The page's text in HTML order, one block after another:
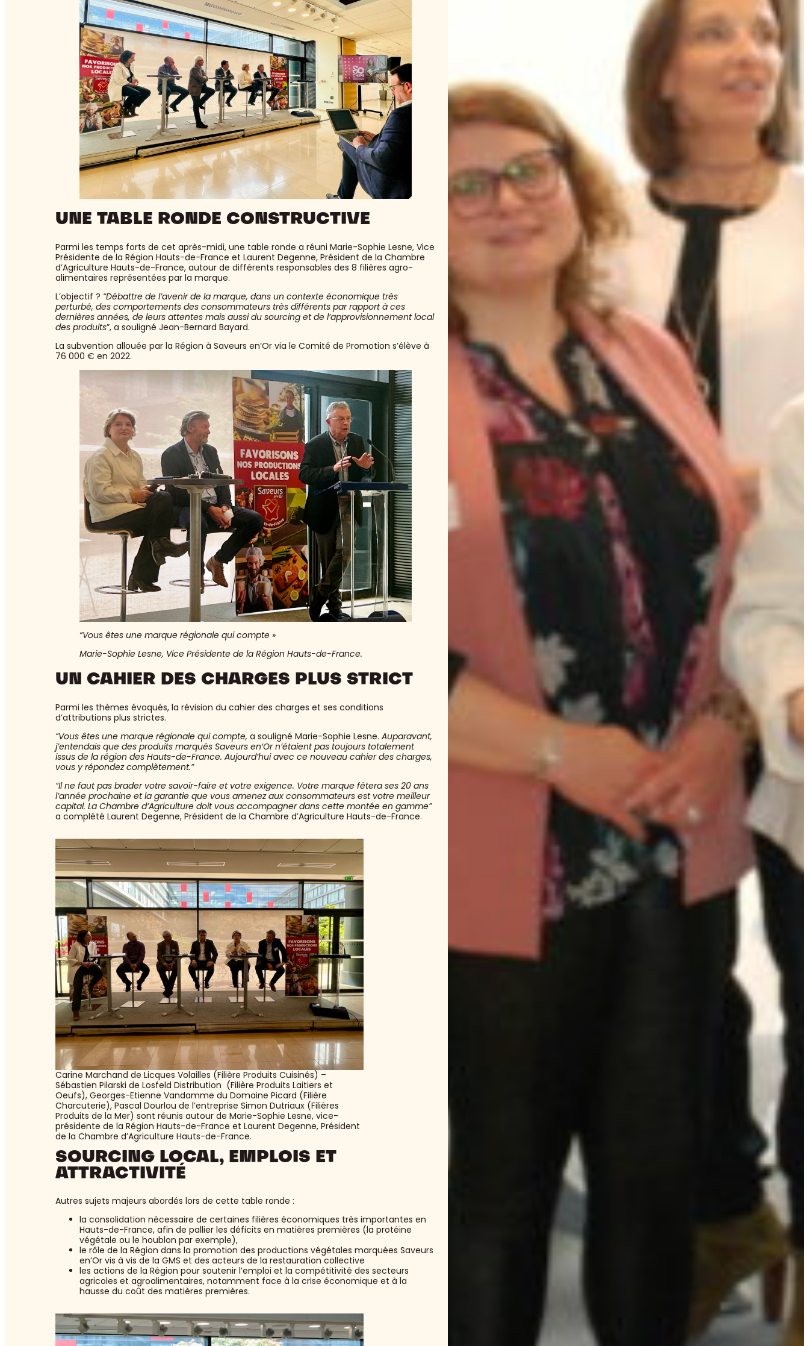
UNE TABLE RONDE CONSTRUCTIVE
Parmi les temps forts de cet après-midi, une table ronde a réuni Marie-Sophie Lesne, Vice
Présidente de la Région Hauts-de-France et Laurent Degenne, Président de la Chambre
d’Agriculture Hauts-de-France, autour de différents responsables des 8 filières agro-
alimentaires représentées par la marque.
L’objectif ? “Débattre de l’avenir de la marque, dans un contexte économique très
perturbé, des comportements des consommateurs très différents par rapport à ces
dernières années, de leurs attentes mais aussi du sourcing et de l’approvisionnement local
des produits”, a souligné Jean-Bernard Bayard.
La subvention allouée par la Région à Saveurs en’Or via le Comité de Promotion s’élève à
76 000 € en 2022.
“Vous êtes une marque régionale qui compte »
Marie-Sophie Lesne, Vice Présidente de la Région Hauts-de-France.
UN CAHIER DES CHARGES PLUS STRICT
Parmi les thèmes évoqués, la révision du cahier des charges et ses conditions
d’attributions plus strictes.
“Vous êtes une marque régionale qui compte, a souligné Marie-Sophie Lesne. Auparavant,
j’entendais que des produits marqués Saveurs en‘Or n’étaient pas toujours totalement
issus de la région des Hauts-de-France. Aujourd’hui avec ce nouveau cahier des charges,
vous y répondez complètement.”
“Il ne faut pas brader votre savoir-faire et votre exigence. Votre marque fêtera ses 20 ans
l’année prochaine et la garantie que vous amenez aux consommateurs est votre meilleur
capital. La Chambre d’Agriculture doit vous accompagner dans cette montée en gamme”
a complété Laurent Degenne, Président de la Chambre d’Agriculture Hauts-de-France.
Carine Marchand de Licques Volailles (Filière Produits Cuisinés) –
Sébastien Pilarski de Losfeld Distribution (Filière Produits Laitiers et
Oeufs), Georges-Etienne Vandamme du Domaine Picard (Filière
Charcuterie), Pascal Dourlou de l’entreprise Simon Dutriaux (Filières
Produits de la Mer) sont réunis autour de Marie-Sophie Lesne, vice-
présidente de la Région Hauts-de-France et Laurent Degenne, Président
de la Chambre d’Agriculture Hauts-de-France.
SOURCING LOCAL, EMPLOIS ET
ATTRACTIVITÉ
Autres sujets majeurs abordés lors de cette table ronde :
la consolidation nécessaire de certaines filières économiques très importantes en
Hauts-de-France, afin de pallier les déficits en matières premières (la protéine
végétale ou le houblon par exemple),
le rôle de la Région dans la promotion des productions végétales marquées Saveurs
en’Or vis à vis de la GMS et des acteurs de la restauration collective
les actions de la Région pour soutenir l’emploi et la compétitivité des secteurs
agricoles et agroalimentaires, notamment face à la crise économique et à la
hausse du coût des matières premières.